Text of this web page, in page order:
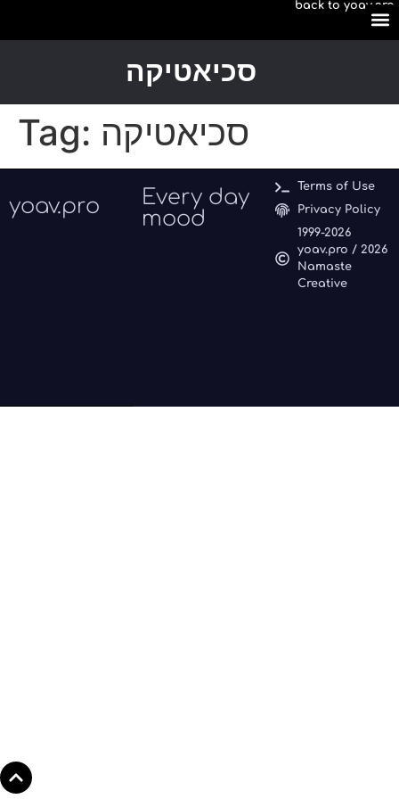
סכיאטיקה
back to yoav.pro
Tag: סכיאטיקה
yoav.pro
Every day
mood
Terms of Use
Privacy Policy
1999-2026
yoav.pro / 2026
Namaste
Creative